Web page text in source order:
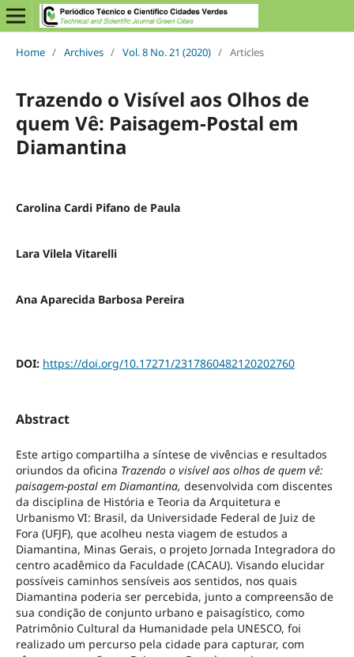
Home / Archives / Vol. 8 No. 21 (2020) / Articles
Trazendo o Visível aos Olhos de
quem Vê: Paisagem-Postal em
Diamantina
Carolina Cardi Pifano de Paula
Lara Vilela Vitarelli
Ana Aparecida Barbosa Pereira
DOI: https://doi.org/10.17271/2317860482120202760
Abstract
Este artigo compartilha a síntese de vivências e resultados
oriundos da oficina Trazendo o visível aos olhos de quem vê:
paisagem-postal em Diamantina, desenvolvida com discentes
da disciplina de História e Teoria da Arquitetura e
Urbanismo VI: Brasil, da Universidade Federal de Juiz de
Fora (UFJF), que acolheu nesta viagem de estudos a
Diamantina, Minas Gerais, o projeto Jornada Integradora do
centro acadêmico da Faculdade (CACAU). Visando elucidar
possíveis caminhos sensíveis aos sentidos, nos quais
Diamantina poderia ser percebida, junto a compreensão de
sua condição de conjunto urbano e paisagístico, como
Patrimônio Cultural da Humanidade pela UNESCO, foi
realizado um percurso pela cidade para capturar, com